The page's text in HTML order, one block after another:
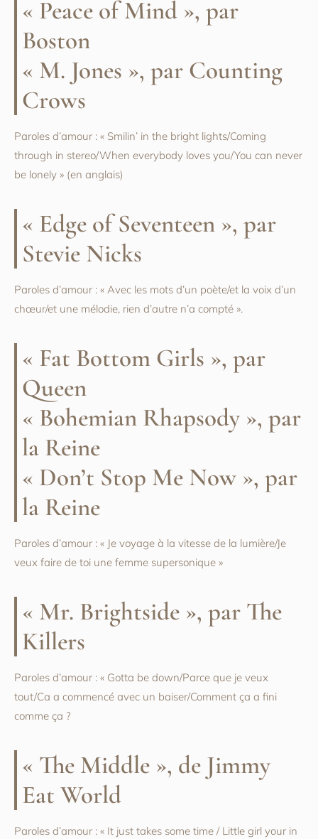
« Peace of Mind », par
Boston
« M. Jones », par Counting
Crows
Paroles d’amour : « Smilin’ in the bright lights/Coming
through in stereo/When everybody loves you/You can never
be lonely » (en anglais)
« Edge of Seventeen », par
Stevie Nicks
Paroles d’amour : « Avec les mots d’un poète/et la voix d’un
chœur/et une mélodie, rien d’autre n’a compté ».
« Fat Bottom Girls », par
Queen
« Bohemian Rhapsody », par
la Reine
« Don’t Stop Me Now », par
la Reine
Paroles d’amour : « Je voyage à la vitesse de la lumière/Je
veux faire de toi une femme supersonique »
« Mr. Brightside », par The
Killers
Paroles d’amour : « Gotta be down/Parce que je veux
tout/Ca a commencé avec un baiser/Comment ça a fini
comme ça ?
« The Middle », de Jimmy
Eat World
Paroles d’amour : « It just takes some time / Little girl your in